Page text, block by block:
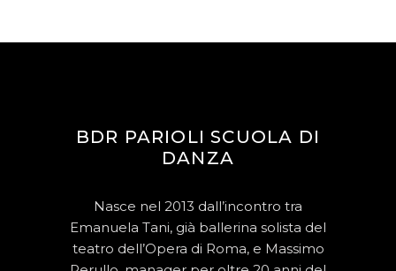
BDR PARIOLI SCUOLA DI
DANZA
Nasce nel 2013 dall’incontro tra
Emanuela Tani, già ballerina solista del
teatro dell’Opera di Roma, e Massimo